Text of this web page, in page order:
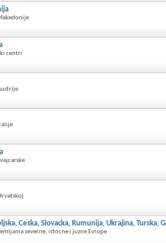
centri
Ceska, Slovacka, Rumunija, Ukrajina, Turska,
severne, istocne i juzne Evrope